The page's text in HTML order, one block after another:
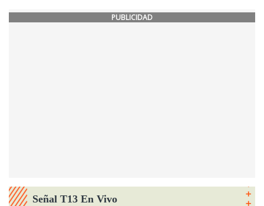
PUBLICIDAD
Señal T13 En Vivo